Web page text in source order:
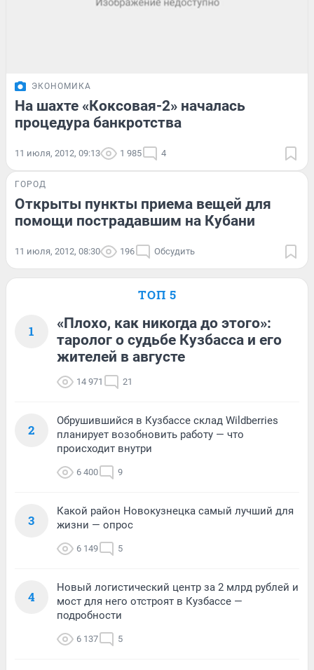
ЭКОНОМИКА
На шахте «Коксовая-2» началась
процедура банкротства
11 июля, 2012, 09:13 1 985 4
ГОРОД
Открыты пункты приема вещей для
помощи пострадавшим на Кубани
11 июля, 2012, 08:30 196 Обсудить
ТОП 5
1
«Плохо, как никогда до этого»:
таролог о судьбе Кузбасса и его
жителей в августе
14 971 21
2
Обрушившийся в Кузбассе склад Wildberries
планирует возобновить работу — что
происходит внутри
6 400 9
3
Какой район Новокузнецка самый лучший для
жизни — опрос
6 149 5
4
Новый логистический центр за 2 млрд рублей и
мост для него отстроят в Кузбассе —
подробности
6 137 5